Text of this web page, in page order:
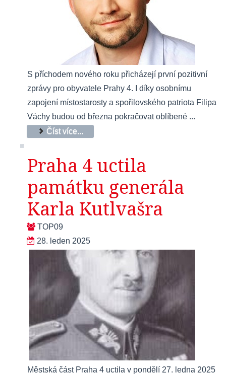
S příchodem nového roku přicházejí první pozitivní
zprávy pro obyvatele Prahy 4. I díky osobnímu
zapojení místostarosty a spořilovského patriota Filipa
Váchy budou od března pokračovat oblíbené ...
Číst více...
Praha 4 uctila
památku generála
Karla Kutlvašra
TOP09
28. leden 2025
Městská část Praha 4 uctila v pondělí 27. ledna 2025